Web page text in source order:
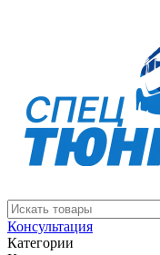
Консультация
Категории